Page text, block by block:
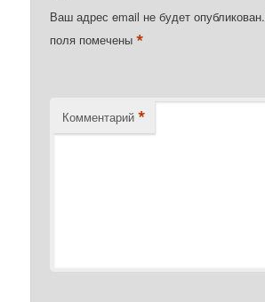
Ваш адрес email не будет опубликован.
поля помечены*
Комментарий *